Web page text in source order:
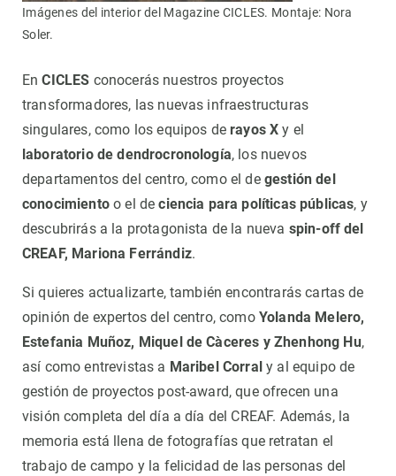
Imágenes del interior del Magazine CICLES. Montaje: Nora
Soler.
EnCICLES conocerás nuestros proyectos
transformadores, las nuevas infraestructuras
singulares, como los equipos derayos X y el
laboratorio de dendrocronología, los nuevos
departamentos del centro, como el de gestión del
conocimientoo el deciencia para políticas públicas, y
descubrirás a la protagonista de la nueva spin-off del
CREAF, Mariona Ferrándiz.
Si quieres actualizarte, también encontrarás cartas de
opinión de expertos del centro, como Yolanda Melero,
Estefania Muñoz, Miquel de Càceres y Zhenhong Hu,
así como entrevistas a Maribel Corral y al equipo de
gestión de proyectos post-award, que ofrecen una
visión completa del día a día del CREAF. Además, la
memoria está llena de fotografías que retratan el
trabajo de campo y la felicidad de las personas del